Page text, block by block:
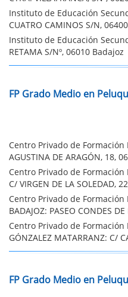
Instituto de Educación
CUATRO CAMINOS S/N,
Instituto de Educación
RETAMA S/Nº, 06010 Badajoz
FP Grado Medio en
Centro Privado de Formación
AGUSTINA DE ARAGÓN, 18,
Centro Privado de Formación
C/ VIRGEN DE LA SOLEDAD,
Centro Privado de Formación
BADAJOZ: PASEO CONDES
Centro Privado de Formación
GÓNZALEZ MATARRANZ: C/
FP Grado Medio en